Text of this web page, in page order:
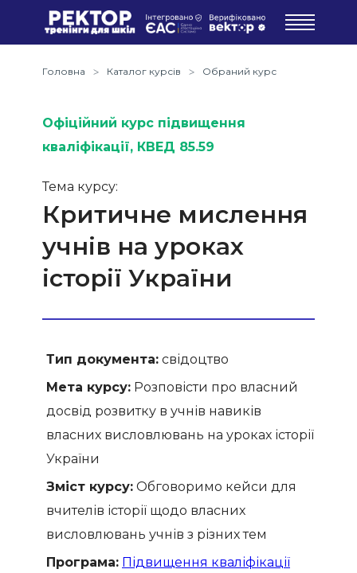
Головна Каталог курсів Обраний курс
Офіційний курс підвищення
кваліфікації, КВЕД 85.59
Тема курсу:
Критичне мислення
учнів на уроках
історії України
Тип документа: свідоцтво
Мета курсу: Розповісти про власний
досвід розвитку в учнів навиків
власних висловлювань на уроках історії
України
Зміст курсу: Обговоримо кейси для
вчителів історії щодо власних
висловлювань учнів з різних тем
Програма: Підвищення кваліфікації